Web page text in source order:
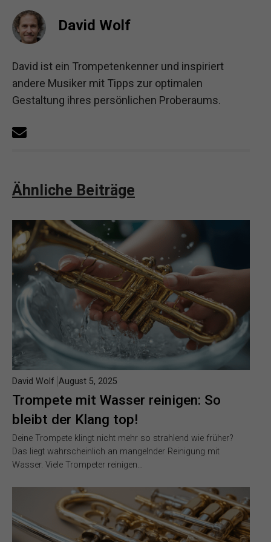
David Wolf
David ist ein Trompetenkenner und inspiriert
andere Musiker mit Tipps zur optimalen
Gestaltung ihres persönlichen Proberaums.
Ähnliche Beiträge
Trompete mit Wasser reinigen: So
bleibt der Klang top!
David Wolf August 5, 2025
Deine Trompete klingt nicht mehr so strahlend wie früher?
Das liegt wahrscheinlich an mangelnder Reinigung mit
Wasser. Viele Trompeter reinigen…